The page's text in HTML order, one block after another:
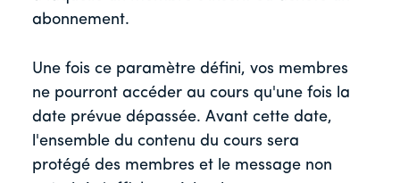
abonnement.
Une fois ce paramètre défini, vos membres
ne pourront accéder au cours qu'une fois la
date prévue dépassée. Avant cette date,
l'ensemble du contenu du cours sera
protégé des membres et le message non